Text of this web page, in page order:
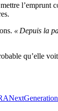
l’emprunt
« Depuis la
qu’elle